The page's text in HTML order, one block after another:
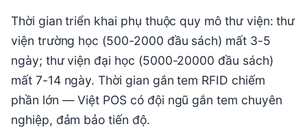
Thời gian triển khai phụ thuộc quy mô thư viện: thư
viện trường học (500-2000 đầu sách) mất 3-5
ngày; thư viện đại học (5000-20000 đầu sách)
mất 7-14 ngày. Thời gian gắn tem RFID chiếm
phần lớn — Việt POS có đội ngũ gắn tem chuyên
nghiệp, đảm bảo tiến độ.